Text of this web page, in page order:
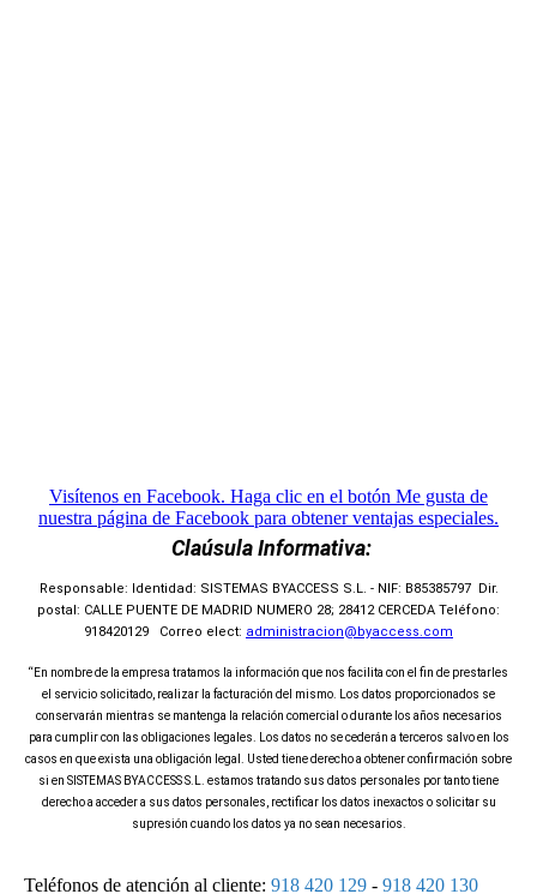
Visítenos en Facebook. Haga clic en el botón Me gusta de
nuestra página de Facebook para obtener ventajas especiales.
Claúsula Informativa:
Responsable: Identidad: SISTEMAS BYACCESS S.L. - NIF: B85385797 Dir.
postal: CALLE PUENTE DE MADRID NUMERO 28; 28412 CERCEDA Teléfono:
918420129 Correo elect: administracion@byaccess.com
“En nombre de la empresa tratamos la información que nos facilita con el fin de prestarles
el servicio solicitado, realizar la facturación del mismo. Los datos proporcionados se
conservarán mientras se mantenga la relación comercial o durante los años necesarios
para cumplir con las obligaciones legales. Los datos no se cederán a terceros salvo en los
casos en que exista una obligación legal. Usted tiene derecho a obtener confirmación sobre
si en SISTEMAS BYACCESS S.L. estamos tratando sus datos personales por tanto tiene
derecho a acceder a sus datos personales, rectificar los datos inexactos o solicitar su
supresión cuando los datos ya no sean necesarios.
Teléfonos de atención al cliente: 918 420 129 - 918 420 130